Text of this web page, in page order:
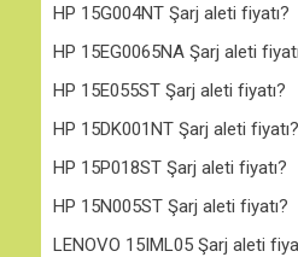
HP 15G004NT Şarj aleti fiyatı?
HP 15EG0065NA Şarj aleti
HP 15E055ST Şarj aleti fiyatı?
HP 15DK001NT Şarj aleti fiyatı?
HP 15P018ST Şarj aleti fiyatı?
HP 15N005ST Şarj aleti fiyatı?
LENOVO 15IML05 Şarj aleti